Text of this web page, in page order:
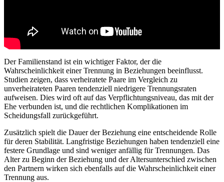
Der Familienstand ist ein wichtiger Faktor, der die
Wahrscheinlichkeit einer Trennung in Beziehungen beeinflusst.
Studien zeigen, dass verheiratete Paare im Vergleich zu
unverheirateten Paaren tendenziell niedrigere Trennungsraten
aufweisen. Dies wird oft auf das Verpflichtungsniveau, das mit der
Ehe verbunden ist, und die rechtlichen Komplikationen im
Scheidungsfall zurückgeführt.
Zusätzlich spielt die Dauer der Beziehung eine entscheidende Rolle
für deren Stabilität. Langfristige Beziehungen haben tendenziell eine
festere Grundlage und sind weniger anfällig für Trennungen. Das
Alter zu Beginn der Beziehung und der Altersunterschied zwischen
den Partnern wirken sich ebenfalls auf die Wahrscheinlichkeit einer
Trennung aus.